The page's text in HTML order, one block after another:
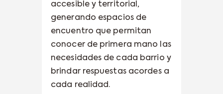
accesible y territorial,
generando espacios de
encuentro que permitan
conocer de primera mano las
necesidades de cada barrio y
brindar respuestas acordes a
cada realidad.